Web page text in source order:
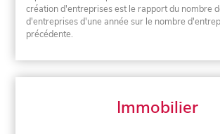
création d'entreprises est le rapport du nombre
d'entreprises d'une année sur le nombre
précédente.
Immobilier